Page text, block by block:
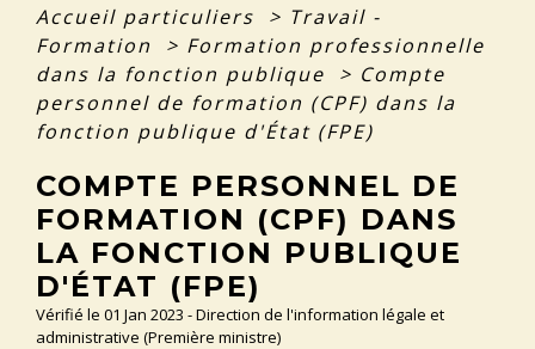
Accueil particuliers > Travail -
Formation
> Formation professionnelle
dans la fonction publique
> Compte
personnel de formation (CPF) dans la
fonction publique d'État (FPE)
COMPTE PERSONNEL DE
FORMATION (CPF) DANS
LA FONCTION PUBLIQUE
D'ÉTAT (FPE)
Vérifié le 01 Jan 2023 - Direction de l'information légale et
administrative (Première ministre)